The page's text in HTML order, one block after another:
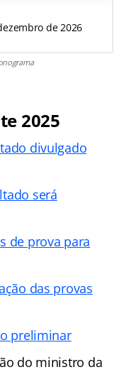
de 2026
2025
divulgado
será
de prova para
das provas
preliminar
do ministro da